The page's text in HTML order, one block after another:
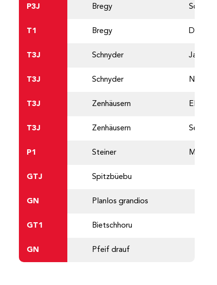
P3J Bregy Sophia
T1 Bregy David
T3J Schnyder Janis
T3J Schnyder Noah
T3J Zenhäusern Elia
T3J Zenhäusern
P1 Steiner Michelle
GTJ Spitzbüebu
GN Planlos grandios
GT1 Bietschhoru
GN Pfeif drauf